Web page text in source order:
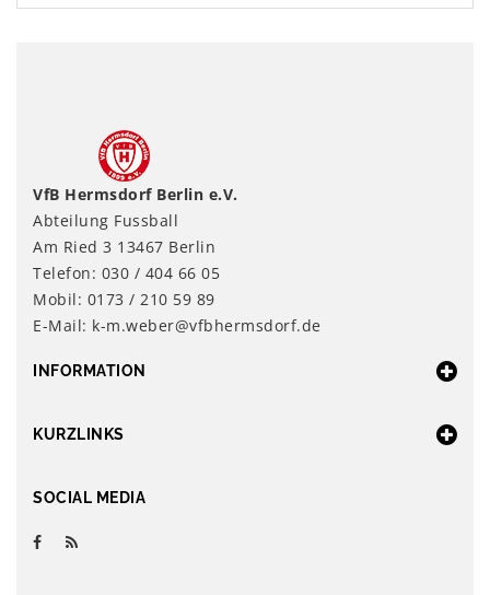
VfB Hermsdorf Berlin e.V.
Abteilung Fussball
Am Ried 3 13467 Berlin
Telefon: 030 / 404 66 05
Mobil: 0173 / 210 59 89
E-Mail: k-m.weber@vfbhermsdorf.de
INFORMATION
KURZLINKS
SOCIAL MEDIA